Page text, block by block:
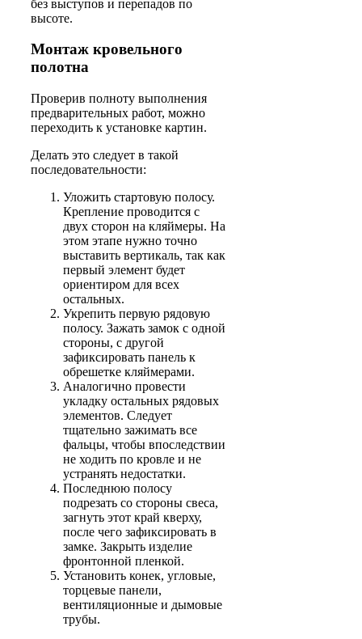
без выступов и перепадов по
высоте.
Монтаж кровельного
полотна
Проверив полноту выполнения
предварительных работ, можно
переходить к установке картин.
Делать это следует в такой
последовательности:
Уложить стартовую полосу.
Крепление проводится с
двух сторон на кляймеры. На
этом этапе нужно точно
выставить вертикаль, так как
первый элемент будет
ориентиром для всех
остальных.
Укрепить первую рядовую
полосу. Зажать замок с одной
стороны, с другой
зафиксировать панель к
обрешетке кляймерами.
Аналогично провести
укладку остальных рядовых
элементов. Следует
тщательно зажимать все
фальцы, чтобы впоследствии
не ходить по кровле и не
устранять недостатки.
Последнюю полосу
подрезать со стороны свеса,
загнуть этот край кверху,
после чего зафиксировать в
замке. Закрыть изделие
фронтонной пленкой.
Установить конек, угловые,
торцевые панели,
вентиляционные и дымовые
трубы.